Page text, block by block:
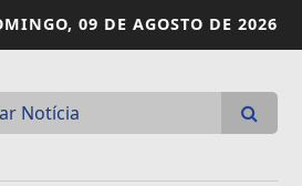
09 DE AGOSTO DE 2026